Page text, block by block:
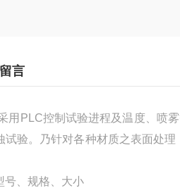
言
用PLC控制试验进程及温度、喷
试验。乃针对各种材质之表面处
号、规格、大小